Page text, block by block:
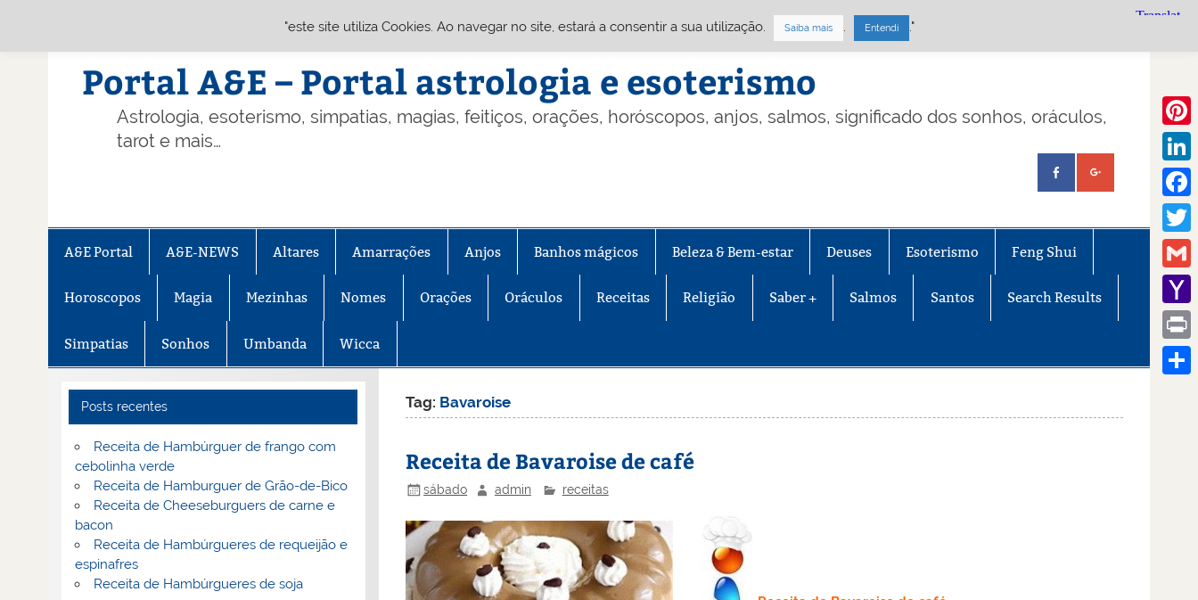
Portal A&E – Portal astrologia e esoterismo
Astrologia, esoterismo, simpatias, magias, feitiços, orações, horóscopos, anjos, salmos, significado dos sonhos, oráculos,
tarot e mais…
A&E Portal A&E-NEWS Altares Amarrações Anjos Banhos mágicos Beleza & Bem-estar Deuses Esoterismo Feng Shui
Horoscopos Magia Mezinhas Nomes Orações Oráculos Receitas Religião Saber + Salmos Santos Search Results
Simpatias Sonhos Umbanda Wicca
Tag: Bavaroise
Receita de Bavaroise de café
sábado admin receitas
Posts recentes
Receita de Hambúrguer de frango com
cebolinha verde
Receita de Hamburguer de Grão-de-Bico
Receita de Cheeseburguers de carne e
bacon
Receita de Hambúrgueres de requeijão e
espinafres
Receita de Hambúrgueres de soja
Gmail
Mail
Print
"este site utiliza Cookies. Ao navegar no site, estará a consentir a sua utilização. Saiba mais . Entendi ."